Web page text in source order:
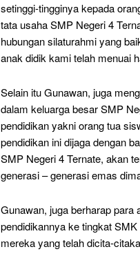
setinggi-tingginya kepada
tata usaha SMP Negeri 4
hubungan silaturahmi yang
anak didik kami telah menuai
Selain itu Gunawan, juga
dalam keluarga besar SMP
pendidikan yakni orang tua
pendidikan ini dijaga dengan
SMP Negeri 4 Ternate, akan
generasi – generasi emas
Gunawan, juga berharap para
pendidikannya ke tingkat
mereka yang telah dicita-